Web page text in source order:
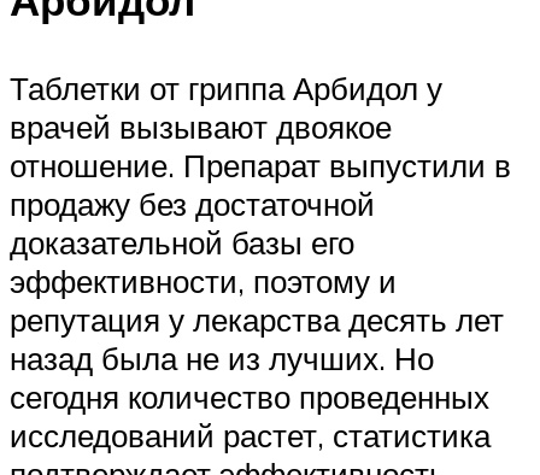
Таблетки от гриппа Арбидол у
врачей вызывают двоякое
отношение. Препарат выпустили в
продажу без достаточной
доказательной базы его
эффективности, поэтому и
репутация у лекарства десять лет
назад была не из лучших. Но
сегодня количество проведенных
исследований растет, статистика